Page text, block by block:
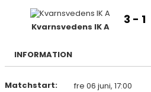
BILDGALLERI
DOKUMENT
Kvarnsvedens IK A
3 - 1
INFORMATION
Matchstart:
fre 06 juni, 17:00